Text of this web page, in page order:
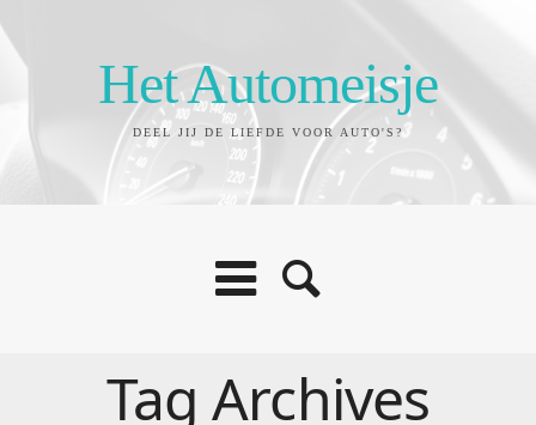
Het Automeisje
DEEL JIJ DE LIEFDE VOOR AUTO'S?
Tag Archives